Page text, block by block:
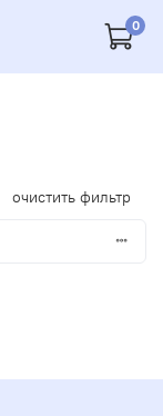
0
очистить фильтр